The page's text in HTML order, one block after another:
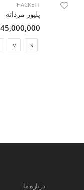
HACKETT
پلیور مردانه
45,000,000 تومان
S
M
درباره ما